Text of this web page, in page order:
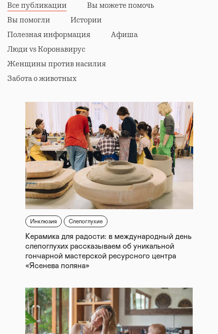
Все публикации
Вы можете помочь
Вы помогли
Истории
Полезная информация
Афиша
Люди vs Коронавирус
Женщины против насилия
Забота о животных
Инклюзия Слепоглухие
Керамика для радости: в международный день
слепоглухих рассказываем об уникальной
гончарной мастерской ресурсного центра
«Ясенева поляна»